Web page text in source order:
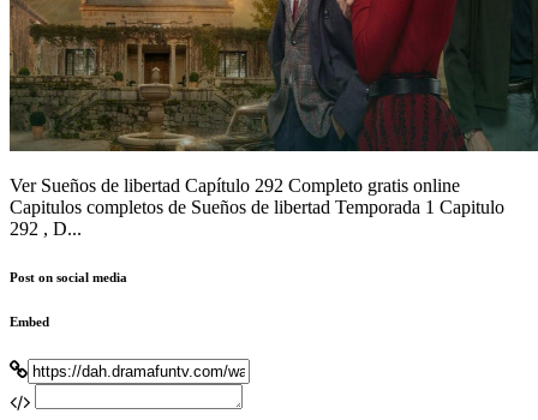
Ver Sueños de libertad Capítulo 292 Completo gratis online
Capitulos completos de Sueños de libertad Temporada 1 Capitulo
292 , D...
Post on social media
Embed